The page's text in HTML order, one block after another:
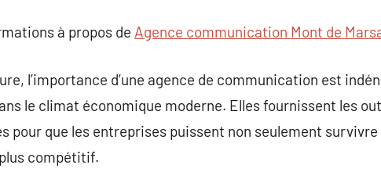
à propos de Agence communication Mont de
l’importance d’une agence de communication est
le climat économique moderne. Elles fournissent les
pour que les entreprises puissent non seulement
compétitif.